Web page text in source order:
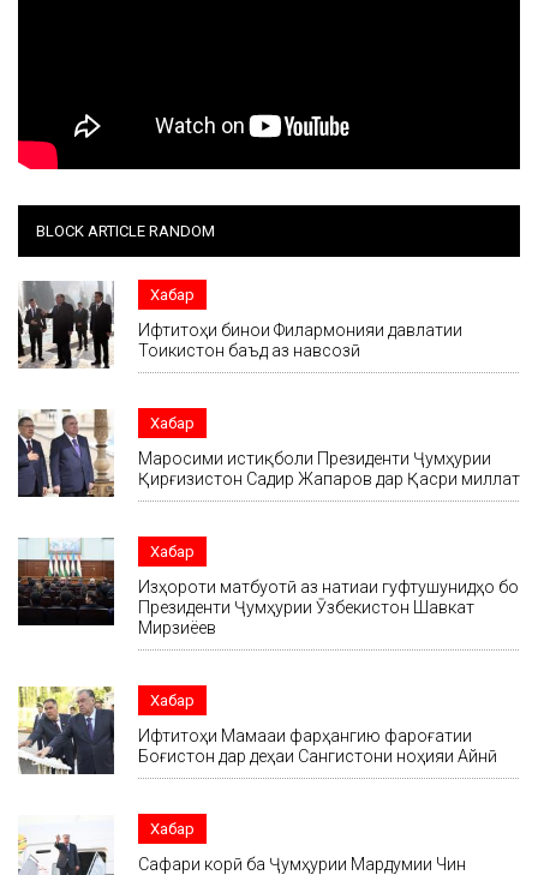
BLOCK ARTICLE RANDOM
Хабар
Ифтитоҳи бинои Филармонияи давлатии
Тоҷикистон баъд аз навсозӣ
Хабар
Маросими истиқболи Президенти Ҷумҳурии
Қирғизистон Садир Жапаров дар Қасри миллат
Хабар
Изҳороти матбуотӣ аз натиҷаи гуфтушунидҳо бо
Президенти Ҷумҳурии Ӯзбекистон Шавкат
Мирзиёев
Хабар
Ифтитоҳи Маҷмааи фарҳангию фароғатии
Боғистон дар деҳаи Сангистони ноҳияи Айнӣ
Хабар
Сафари корӣ ба Ҷумҳурии Мардумии Чин